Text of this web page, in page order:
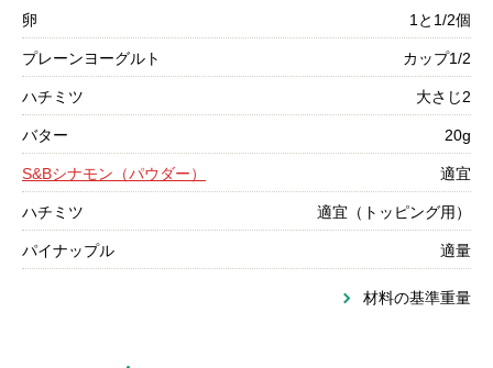
卵 1と1/2個
プレーンヨーグルト カップ1/2
ハチミツ 大さじ2
バター 20g
S&Bシナモン（パウダー） 適宜
ハチミツ 適宜（トッピング用）
パイナップル 適量
材料の基準重量